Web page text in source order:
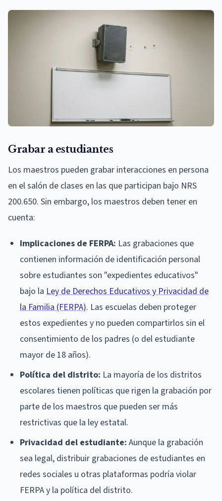
Grabar a estudiantes
Los maestros pueden grabar interacciones en persona
en el salón de clases en las que participan bajo NRS
200.650. Sin embargo, los maestros deben tener en
cuenta:
Implicaciones de FERPA: Las grabaciones que
contienen información de identificación personal
sobre estudiantes son "expedientes educativos"
bajo la Ley de Derechos Educativos y Privacidad de
la Familia (FERPA). Las escuelas deben proteger
estos expedientes y no pueden compartirlos sin el
consentimiento de los padres (o del estudiante
mayor de 18 años).
Política del distrito: La mayoría de los distritos
escolares tienen políticas que rigen la grabación por
parte de los maestros que pueden ser más
restrictivas que la ley estatal.
Privacidad del estudiante: Aunque la grabación
sea legal, distribuir grabaciones de estudiantes en
redes sociales u otras plataformas podría violar
FERPA y la política del distrito.